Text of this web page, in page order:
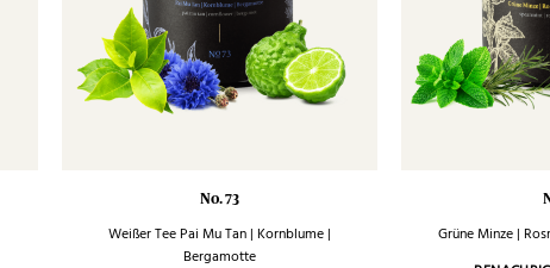
No. 73
Weißer Tee Pai Mu Tan | Kornblume |
Bergamotte
Grüne Minze |